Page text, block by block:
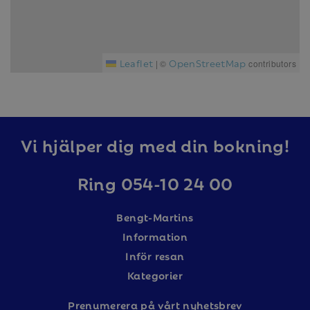
Leaflet | © OpenStreetMap contributors
Vi hjälper dig med din bokning!
Ring 054-10 24 00
Bengt-Martins
Information
Inför resan
Kategorier
Prenumerera på vårt nyhetsbrev